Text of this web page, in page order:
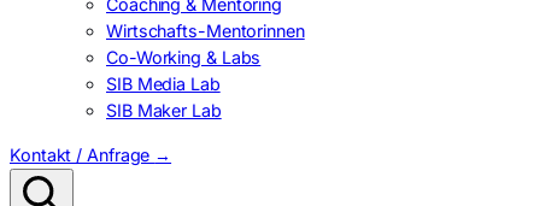
Coaching & Mentoring
Wirtschafts-Mentorinnen
Co-Working & Labs
SIB Media Lab
SIB Maker Lab
Kontakt / Anfrage →